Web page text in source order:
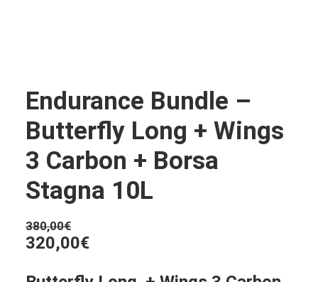
Endurance Bundle –
Butterfly Long + Wings
3 Carbon + Borsa
Stagna 10L
380,00€
Il
320,00€Il